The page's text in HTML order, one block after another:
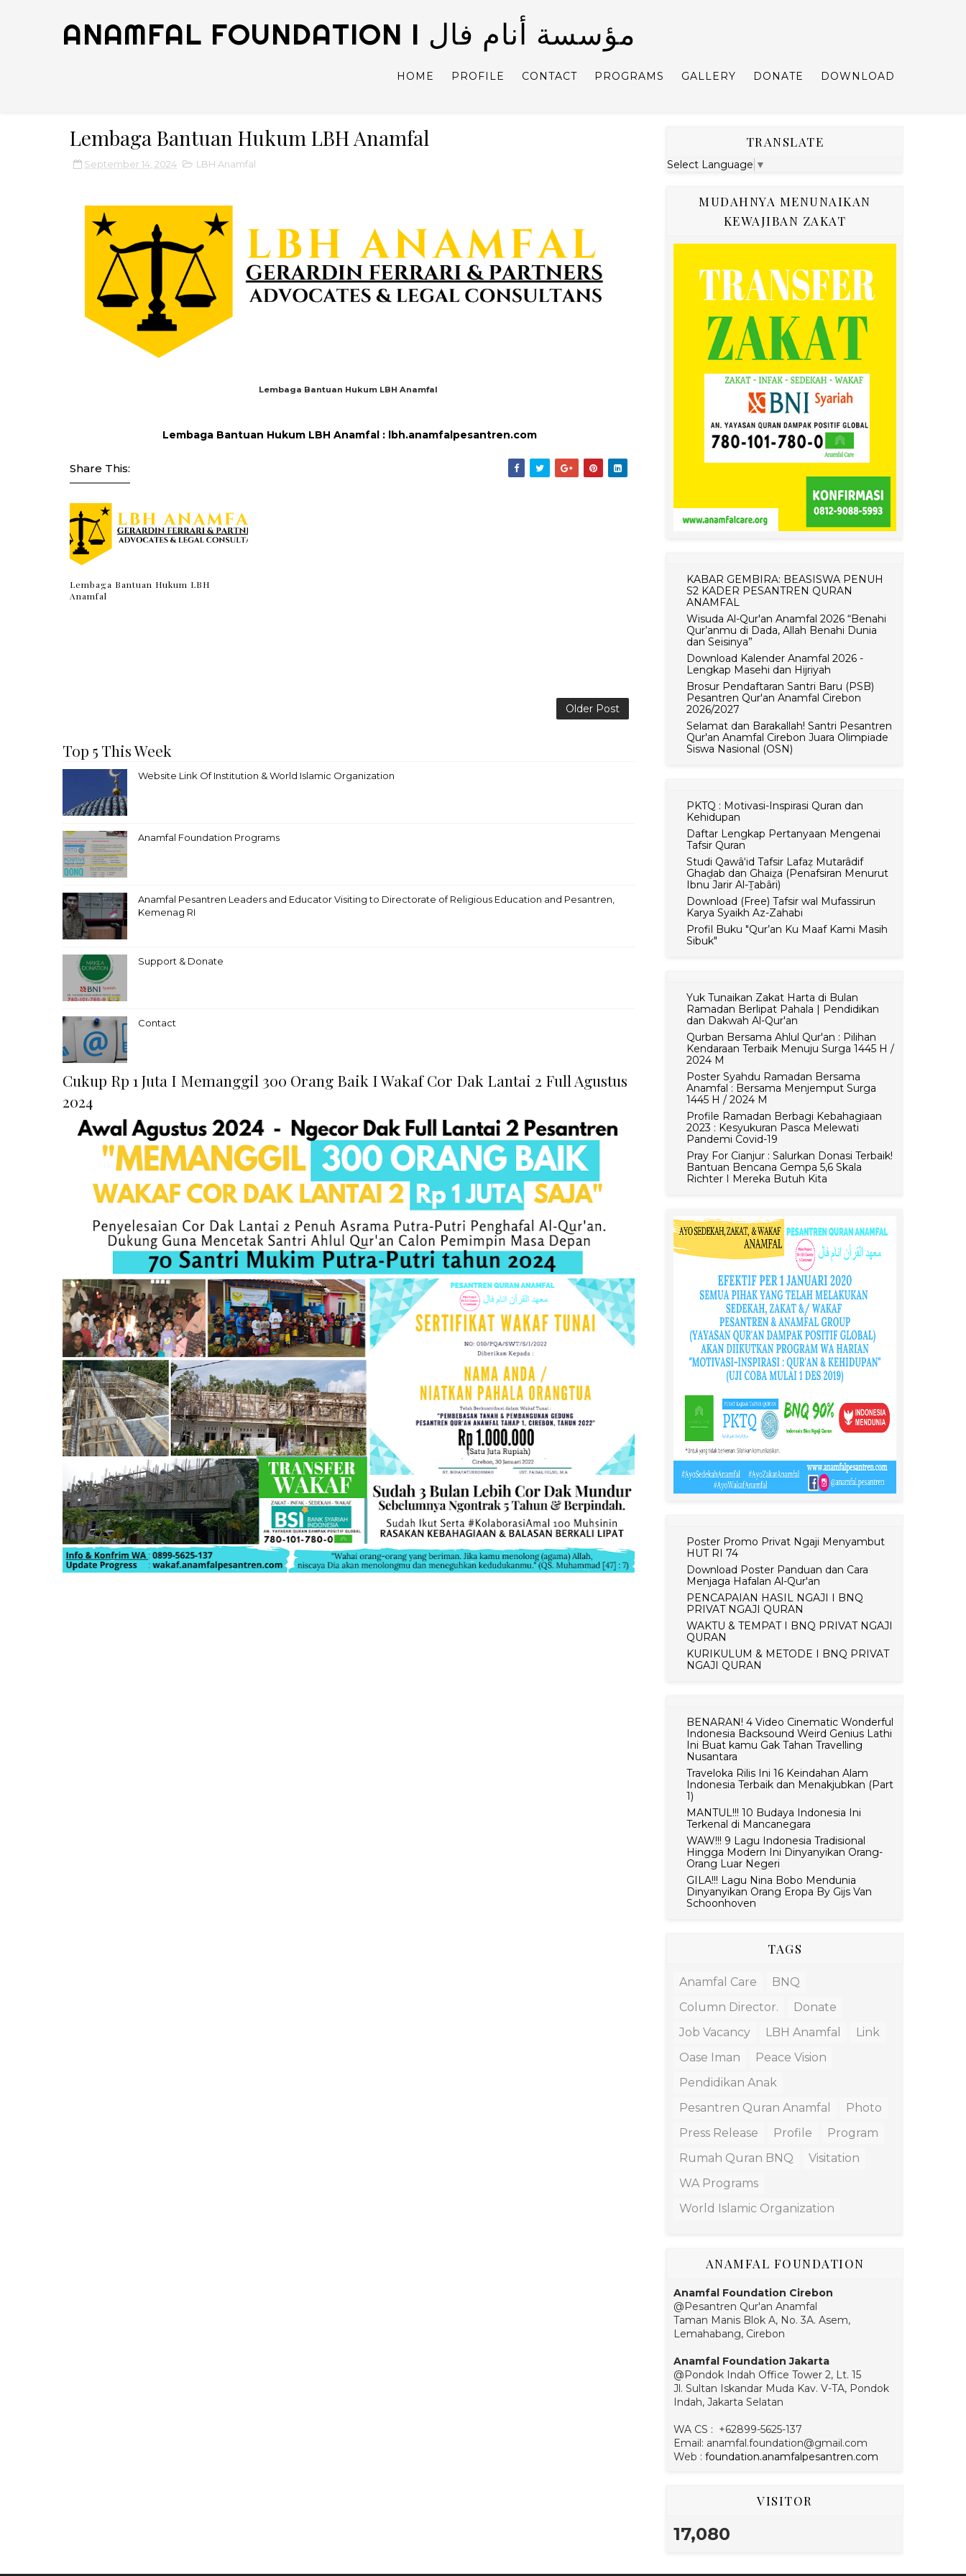
ANAMFAL FOUNDATION I مؤسسة أنام فال
HOME PROFILE CONTACT PROGRAMS GALLERY DONATE DOWNLOAD
Lembaga Bantuan Hukum LBH Anamfal
September 14, 2024 LBH Anamfal
Lembaga Bantuan Hukum LBH Anamfal
Lembaga Bantuan Hukum LBH Anamfal : lbh.anamfalpesantren.com
Share This:
Lembaga Bantuan Hukum LBH
Anamfal
Older Post
Top 5 This Week
Website Link Of Institution & World Islamic Organization
Anamfal Foundation Programs
Anamfal Pesantren Leaders and Educator Visiting to Directorate of Religious Education and Pesantren,
Kemenag RI
Support & Donate
Contact
Cukup Rp 1 Juta I Memanggil 300 Orang Baik I Wakaf Cor Dak Lantai 2 Full Agustus
2024
TRANSLATE
Select Language ▼
MUDAHNYA MENUNAIKAN
KEWAJIBAN ZAKAT
KABAR GEMBIRA: BEASISWA PENUH
S2 KADER PESANTREN QURAN
ANAMFAL
Wisuda Al-Qur'an Anamfal 2026 “Benahi
Qur’anmu di Dada, Allah Benahi Dunia
dan Seisinya”
Download Kalender Anamfal 2026 -
Lengkap Masehi dan Hijriyah
Brosur Pendaftaran Santri Baru (PSB)
Pesantren Qur'an Anamfal Cirebon
2026/2027
Selamat dan Barakallah! Santri Pesantren
Qur'an Anamfal Cirebon Juara Olimpiade
Siswa Nasional (OSN)
PKTQ : Motivasi-Inspirasi Quran dan
Kehidupan
Daftar Lengkap Pertanyaan Mengenai
Tafsir Quran
Studi Qawâ‘id Tafsir Lafaẓ Mutarâdif
Ghaḏab dan Ghaiẕa (Penafsiran Menurut
Ibnu Jarir Al-Ṯabâri)
Download (Free) Tafsir wal Mufassirun
Karya Syaikh Az-Zahabi
Profil Buku "Qur’an Ku Maaf Kami Masih
Sibuk"
Yuk Tunaikan Zakat Harta di Bulan
Ramadan Berlipat Pahala | Pendidikan
dan Dakwah Al-Qur'an
Qurban Bersama Ahlul Qur'an : Pilihan
Kendaraan Terbaik Menuju Surga 1445 H /
2024 M
Poster Syahdu Ramadan Bersama
Anamfal : Bersama Menjemput Surga
1445 H / 2024 M
Profile Ramadan Berbagi Kebahagiaan
2023 : Kesyukuran Pasca Melewati
Pandemi Covid-19
Pray For Cianjur : Salurkan Donasi Terbaik!
Bantuan Bencana Gempa 5,6 Skala
Richter I Mereka Butuh Kita
Poster Promo Privat Ngaji Menyambut
HUT RI 74
Download Poster Panduan dan Cara
Menjaga Hafalan Al-Qur'an
PENCAPAIAN HASIL NGAJI I BNQ
PRIVAT NGAJI QURAN
WAKTU & TEMPAT I BNQ PRIVAT NGAJI
QURAN
KURIKULUM & METODE I BNQ PRIVAT
NGAJI QURAN
BENARAN! 4 Video Cinematic Wonderful
Indonesia Backsound Weird Genius Lathi
Ini Buat kamu Gak Tahan Travelling
Nusantara
Traveloka Rilis Ini 16 Keindahan Alam
Indonesia Terbaik dan Menakjubkan (Part
1)
MANTUL!!! 10 Budaya Indonesia Ini
Terkenal di Mancanegara
WAW!!! 9 Lagu Indonesia Tradisional
Hingga Modern Ini Dinyanyikan Orang-
Orang Luar Negeri
GILA!!! Lagu Nina Bobo Mendunia
Dinyanyikan Orang Eropa By Gijs Van
Schoonhoven
TAGS
Anamfal Care
BNQ
Column Director.
Donate
Job Vacancy
LBH Anamfal
Link
Oase Iman
Peace Vision
Pendidikan Anak
Pesantren Quran Anamfal
Photo
Press Release
Profile
Program
Rumah Quran BNQ
Visitation
WA Programs
World Islamic Organization
ANAMFAL FOUNDATION
Anamfal Foundation Cirebon
@Pesantren Qur'an Anamfal
Taman Manis Blok A, No. 3A. Asem,
Lemahabang, Cirebon
Anamfal Foundation Jakarta
@Pondok Indah Office Tower 2, Lt. 15
Jl. Sultan Iskandar Muda Kav. V-TA, Pondok
Indah, Jakarta Selatan
WA CS : +62899-5625-137
Email: anamfal.foundation@gmail.com
Web : foundation.anamfalpesantren.com
VISITOR
17,080